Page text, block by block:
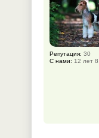
Репутация: 30
С нами: 12 лет